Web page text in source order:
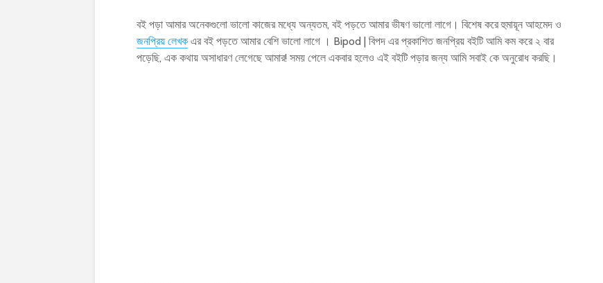
বই পড়া আমার অনেকগুলো ভালো কাজের মধ্যে অন্যতম, বই পড়তে আমার ভীষণ ভালো লাগে। বিশেষ করে হুমায়ূন আহমেদ ও
জনপ্রিয় লেখক এর বই পড়তে আমার বেশি ভালো লাগে । Bipod | বিপদ এর প্রকাশিত জনপ্রিয় বইটি আমি কম করে ২ বার
পড়েছি, এক কথায় অসাধারণ লেগেছে আমার! সময় পেলে একবার হলেও এই বইটি পড়ার জন্য আমি সবাই কে অনুরোধ করছি।